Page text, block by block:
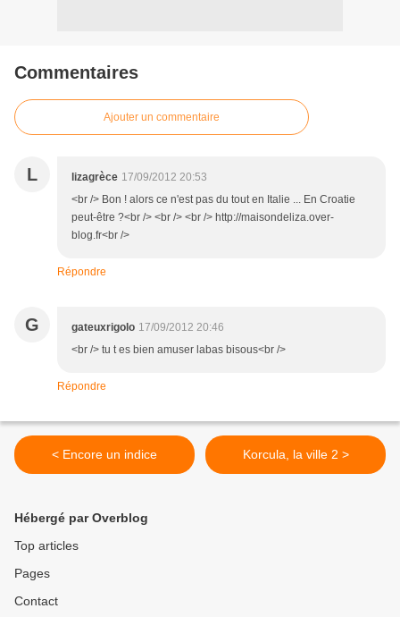
Commentaires
Ajouter un commentaire
L lizagrèce 17/09/2012 20:53
<br /> Bon ! alors ce n'est pas du tout en Italie ... En Croatie
peut-être ?<br /> <br /> <br /> http://maisondeliza.over-
blog.fr<br />
Répondre
G gateuxrigolo 17/09/2012 20:46
<br /> tu t es bien amuser labas bisous<br />
Répondre
< Encore un indice Korcula, la ville 2 >
Hébergé par Overblog
Top articles
Pages
Contact